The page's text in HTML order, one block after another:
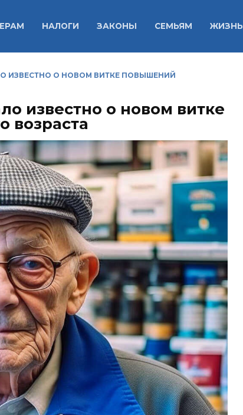
НАЛОГИ ЗАКОНЫ СЕМЬЯМ ЖИЗНЬ
ИЗВЕСТНО О НОВОМ ВИТКЕ ПОВЫШЕНИЙ
известно о новом витке
возраста